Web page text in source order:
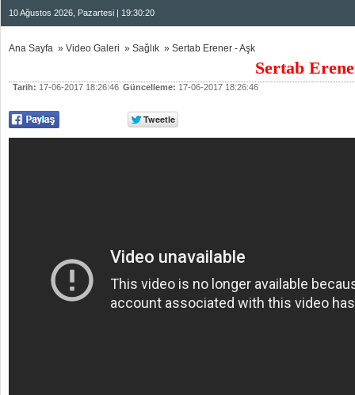
10 Ağustos 2026, Pazartesi | 19:30:20
Ana Sayfa » Video Galeri » Sağlık » Sertab Erener - Aşk
Sertab
Tarih: 17-06-2017 18:26:46 Güncelleme: 17-06-2017 18:26:46